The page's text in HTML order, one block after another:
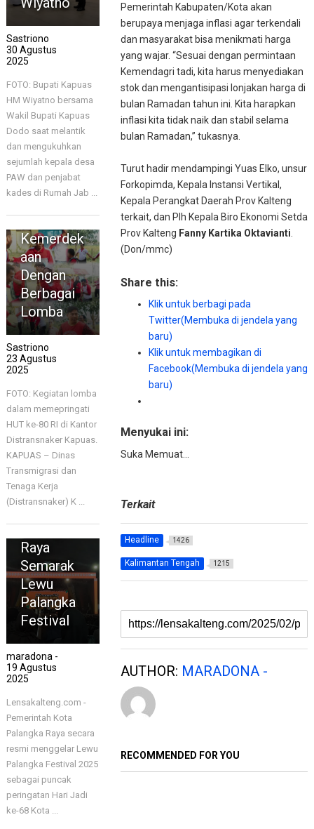
Pemerintah Kabupaten/Kota akan
berupaya menjaga inflasi agar terkendali
dan masyarakat bisa menikmati harga
yang wajar. “Sesuai dengan permintaan
Kemendagri tadi, kita harus menyediakan
stok dan mengantisipasi lonjakan harga di
bulan Ramadan tahun ini. Kita harapkan
inflasi kita tidak naik dan stabil selama
bulan Ramadan,” tukasnya.
Turut hadir mendampingi Yuas Elko, unsur
Forkopimda, Kepala Instansi Vertikal,
Kepala Perangkat Daerah Prov Kalteng
terkait, dan Plh Kepala Biro Ekonomi Setda
Prov Kalteng Fanny Kartika Oktavianti.
(Don/mmc)
Share this:
Klik untuk berbagi pada
Twitter(Membuka di jendela yang
baru)
Klik untuk membagikan di
Facebook(Membuka di jendela yang
baru)
Menyukai ini:
Suka Memuat...
Terkait
Headline 1426
Kalimantan Tengah 1215
AUTHOR: MARADONA -
RECOMMENDED FOR YOU
Sastriono
30 Agustus
2025
FOTO: Bupati Kapuas
HM Wiyatno bersama
Wakil Bupati Kapuas
Dodo saat melantik
dan mengukuhkan
sejumlah kepala desa
PAW dan penjabat
kades di Rumah Jab ...
KAPUAS
Distransna
ker
Peringati
Kemerdek
aan
Dengan
Berbagai
Lomba
Sastriono
23 Agustus
2025
FOTO: Kegiatan lomba
dalam memepringati
HUT ke-80 RI di Kantor
Distransnaker Kapuas.
KAPUAS – Dinas
Transmigrasi dan
Tenaga Kerja
(Distransnaker) K ...
RAYA
HUT ke-
Palangka
Raya
Semarak
Lewu
Palangka
Festival
maradona -
19 Agustus
2025
Lensakalteng.com -
Pemerintah Kota
Palangka Raya secara
resmi menggelar Lewu
Palangka Festival 2025
sebagai puncak
peringatan Hari Jadi
ke-68 Kota ...
DPRD
TENGAH